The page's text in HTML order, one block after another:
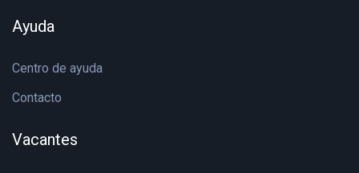
Ayuda
Centro de ayuda
Contacto
Vacantes